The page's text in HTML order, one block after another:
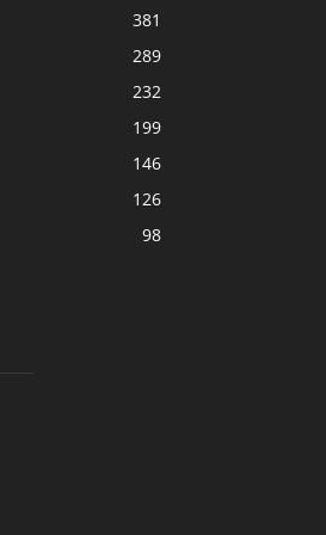
381
289
232
199
146
126
98